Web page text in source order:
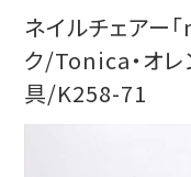
ネイルチェアー
ク/Tonica・オレ
具/K258-71